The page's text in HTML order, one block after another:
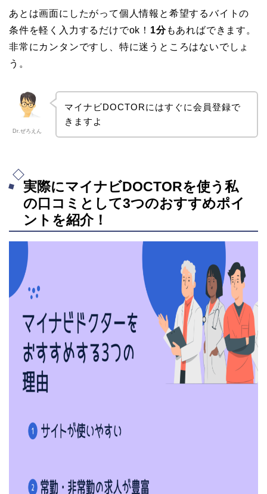
あとは画面にしたがって個人情報と希望するバイトの
条件を軽く入力するだけでok！ 1分もあればできます。
非常にカンタンですし、特に迷うところはないでしょ
う。
Dr.ぜろえん
マイナビDOCTORにはすぐに会員登録で
きますよ
実際にマイナビDOCTORを使う私
の口コミとして3つのおすすめポイ
ントを紹介！